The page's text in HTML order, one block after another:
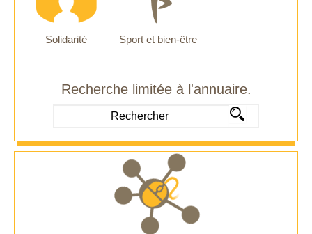
Solidarité Sport et bien-être
Recherche limitée à l'annuaire.